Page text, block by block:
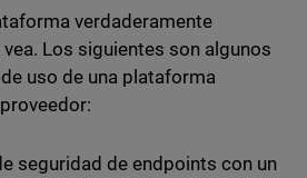
verdaderamente
Los siguientes son algunos
uso de una plataforma
seguridad de endpoints con un